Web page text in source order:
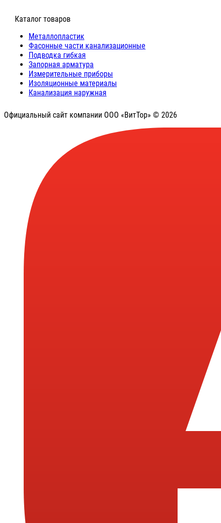
⠀Каталог товаров
Металлопластик
Фасонные части канализационные
Подводка гибкая
Запорная арматура
Измерительные приборы
Изоляционные материалы
Канализация наружная
Официальный сайт компании ООО «ВитТор» © 2026